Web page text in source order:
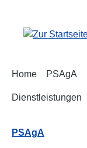
Home PSAgA
Dienstleistungen
PSAgA